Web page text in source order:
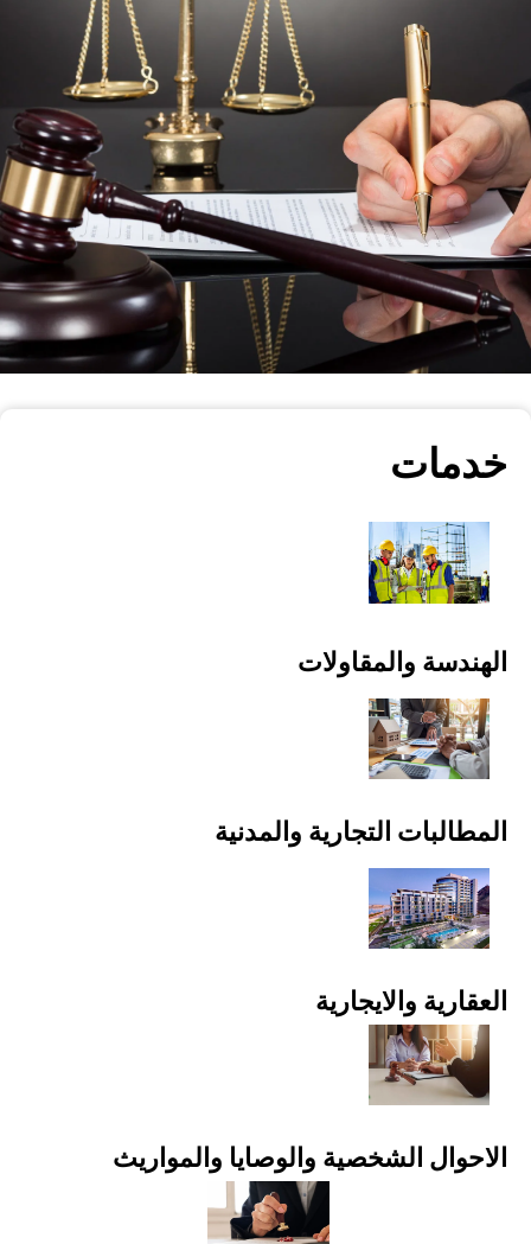
Air and sea
navigation
خدمات
الهندسة والمقاولات
المطالبات التجارية والمدنية
العقارية والايجارية
الاحوال الشخصية والوصايا والمواريث